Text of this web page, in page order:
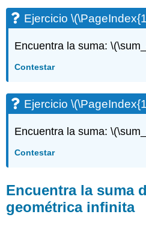
Ejercicio
Encuentra la suma:
Contestar
Ejercicio
Encuentra la suma:
Contestar
Encuentra la suma
geométrica infinita